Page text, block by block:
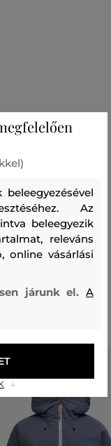
Az
beleegyezik
releváns
online vásárlási
járunk el.A